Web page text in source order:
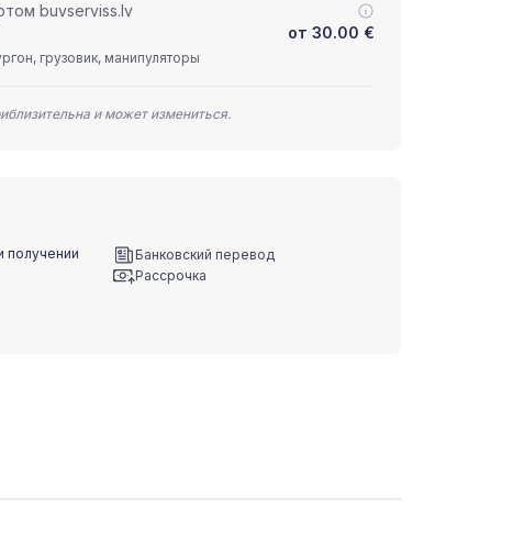
buvserviss.lv
от 30.00 €
грузовик, манипуляторы
и может измениться.
получении
Банковский перевод
Рассрочка